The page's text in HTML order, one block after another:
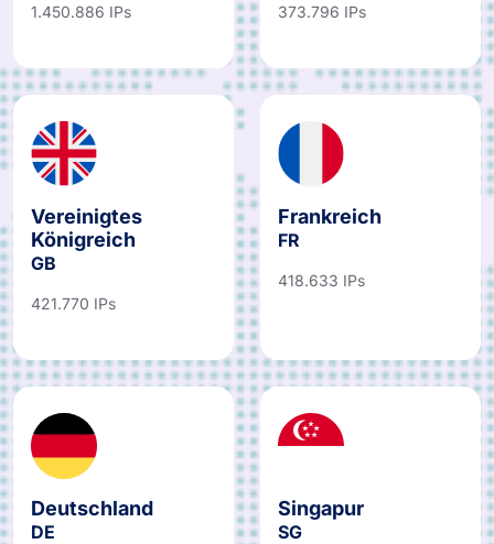
1.450.886 IPs 373.796 IPs
Vereinigtes
Königreich
GB
421.770 IPs
Frankreich
FR
418.633 IPs
Deutschland
DE
Singapur
SG